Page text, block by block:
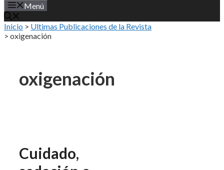
Menú
Inicio > Ultimas Publicaciones de la Revista
> oxigenación
oxigenación
Cuidado,